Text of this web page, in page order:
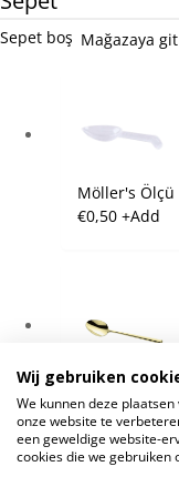
Sepet boş Mağazaya git
Möller's Ölçü
€0,50 +Add
Möller's Altın
€7,25 +Add
Wij gebruiken
We kunnen deze
onze website te
een geweldige website-
cookies die we gebruiken